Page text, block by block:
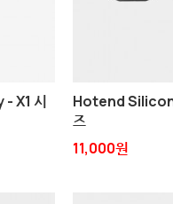
X1 시
Hotend
즈
11,000원